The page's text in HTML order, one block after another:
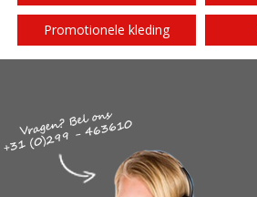
Promotionele kleding